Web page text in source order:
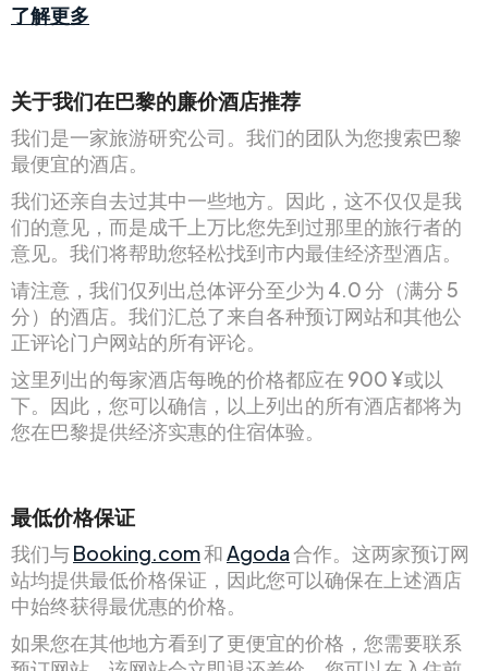
了解更多
关于我们在巴黎的廉价酒店推荐
我们是一家旅游研究公司。我们的团队为您搜索巴黎
最便宜的酒店。
我们还亲自去过其中一些地方。因此，这不仅仅是我
们的意见，而是成千上万比您先到过那里的旅行者的
意见。我们将帮助您轻松找到市内最佳经济型酒店。
请注意，我们仅列出总体评分至少为 4.0 分（满分 5
分）的酒店。我们汇总了来自各种预订网站和其他公
正评论门户网站的所有评论。
这里列出的每家酒店每晚的价格都应在 900 ¥或以
下。因此，您可以确信，以上列出的所有酒店都将为
您在巴黎提供经济实惠的住宿体验。
最低价格保证
我们与Booking.com和Agoda合作。这两家预订网
站均提供最低价格保证，因此您可以确保在上述酒店
中始终获得最优惠的价格。
如果您在其他地方看到了更便宜的价格，您需要联系